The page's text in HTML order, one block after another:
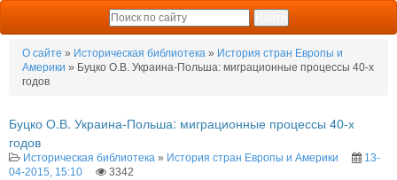
О сайте » Историческая библиотека » История стран Европы и
Америки » Буцко О.В. Украина-Польша: миграционные процессы 40-х
годов
Буцко О.В. Украина-Польша: миграционные процессы 40-х
годов
Историческая библиотека » История стран Европы и Америки
13-
04-2015, 15:10
3342